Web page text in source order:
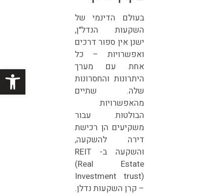
בעולם הדינמי של
השקעות הנדל"ן,
ישנן אין ספור דרכים
ואפשרויות – כל
אחת עם מערך
היתרונות והחסרונות
שלה. שתיים
מהאפשרויות
הבולטות עבור
משקיעים הן רכישת
דירה להשקעה,
והשקעה ב- REIT
(Real Estate
Investment trust)
– קרן השקעות נדלן.
פתח